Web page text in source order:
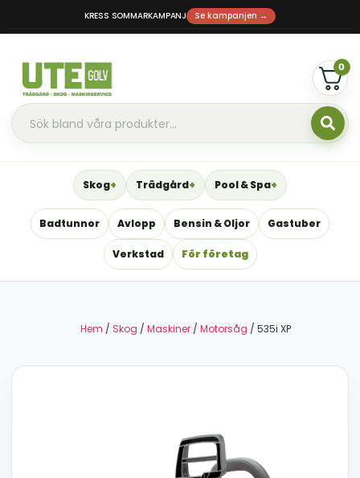
KRESS SOMMARKAMPANJ Se kampanjen →
0
Skog Trädgård Pool & Spa
Badtunnor Avlopp Bensin & Oljor Gastuber
Verkstad För företag
Hem / Skog / Maskiner / Motorsåg / 535i XP